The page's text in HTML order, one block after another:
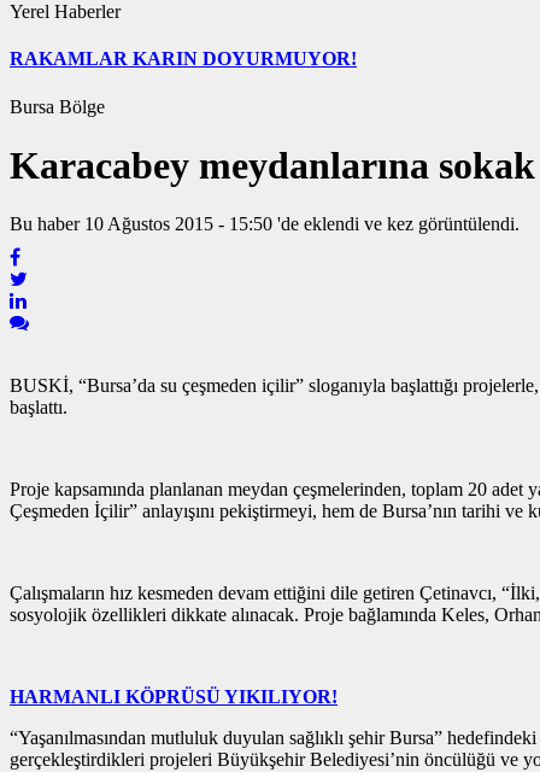
Yerel Haberler
RAKAMLAR KARIN DOYURMUYOR!
Bursa Bölge
Karacabey meydanlarına sokak
Bu haber 10 Ağustos 2015 - 15:50 'de eklendi ve kez görüntülendi.
BUSKİ, “Bursa’da su çeşmeden içilir” sloganıyla başlattığı
başlattı.
Proje kapsamında planlanan meydan çeşmelerinden, toplam 20
Çeşmeden İçilir” anlayışını pekiştirmeyi, hem de Bursa’nın tarihi ve
Çalışmaların hız kesmeden devam ettiğini dile getiren Çetinavcı,
sosyolojik özellikleri dikkate alınacak. Proje bağlamında Keles,
HARMANLI KÖPRÜSÜ YIKILIYOR!
“Yaşanılmasından mutluluk duyulan sağlıklı şehir Bursa”
gerçekleştirdikleri projeleri Büyükşehir Belediyesi’nin öncülüğü ve